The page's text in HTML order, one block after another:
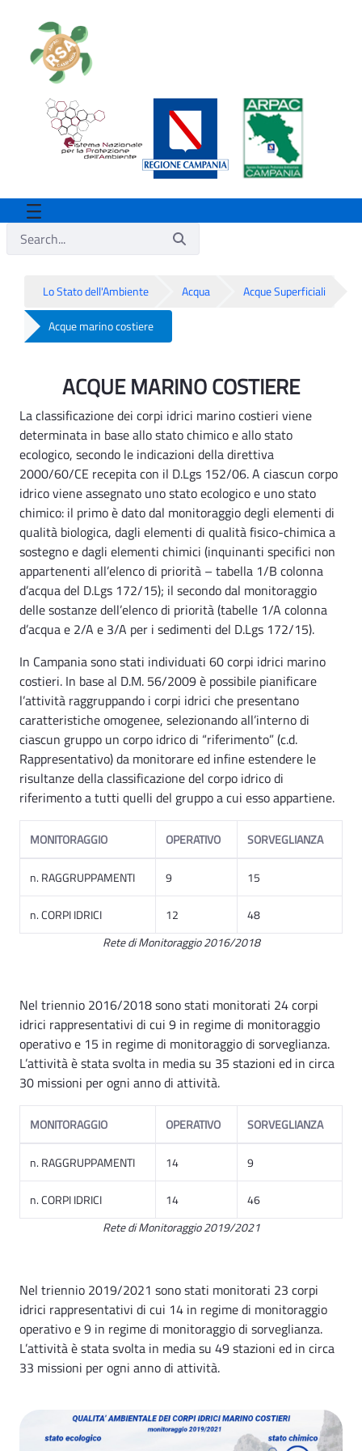
Lo Stato dell'Ambiente Acqua Acque Superficiali
Acque marino costiere
Acque marino costiere - Rsa
ACQUE MARINO COSTIERE
La classificazione dei corpi idrici marino costieri viene
determinata in base allo stato chimico e allo stato
ecologico, secondo le indicazioni della direttiva
2000/60/CE recepita con il D.Lgs 152/06. A ciascun corpo
idrico viene assegnato uno stato ecologico e uno stato
chimico: il primo è dato dal monitoraggio degli elementi di
qualità biologica, dagli elementi di qualità fisico-chimica a
sostegno e dagli elementi chimici (inquinanti specifici non
appartenenti all’elenco di priorità – tabella 1/B colonna
d’acqua del D.Lgs 172/15); il secondo dal monitoraggio
delle sostanze dell’elenco di priorità (tabelle 1/A colonna
d’acqua e 2/A e 3/A per i sedimenti del D.Lgs 172/15).
In Campania sono stati individuati 60 corpi idrici marino
costieri. In base al D.M. 56/2009 è possibile pianificare
l’attività raggruppando i corpi idrici che presentano
caratteristiche omogenee, selezionando all’interno di
ciascun gruppo un corpo idrico di “riferimento” (c.d.
Rappresentativo) da monitorare ed infine estendere le
risultanze della classificazione del corpo idrico di
riferimento a tutti quelli del gruppo a cui esso appartiene.
MONITORAGGIO OPERATIVO SORVEGLIANZA
n. RAGGRUPPAMENTI 9 15
n. CORPI IDRICI 12
48
Rete di Monitoraggio 2016/2018
Nel triennio 2016/2018 sono stati monitorati 24 corpi
idrici rappresentativi di cui 9 in regime di monitoraggio
operativo e 15 in regime di monitoraggio di sorveglianza.
L’attività è stata svolta in media su 35 stazioni ed in circa
30 missioni per ogni anno di attività.
MONITORAGGIO OPERATIVO SORVEGLIANZA
n. RAGGRUPPAMENTI 14 9
n. CORPI IDRICI 14
46
Rete di Monitoraggio 2019/2021
Nel triennio 2019/2021 sono stati monitorati 23 corpi
idrici rappresentativi di cui 14 in regime di monitoraggio
operativo e 9 in regime di monitoraggio di sorveglianza.
L’attività è stata svolta in media su 49 stazioni ed in circa
33 missioni per ogni anno di attività.